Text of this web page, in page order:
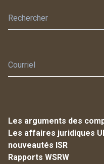
Les arguments des
Les affaires juridiques
nouveautés ISR
Rapports WSRW